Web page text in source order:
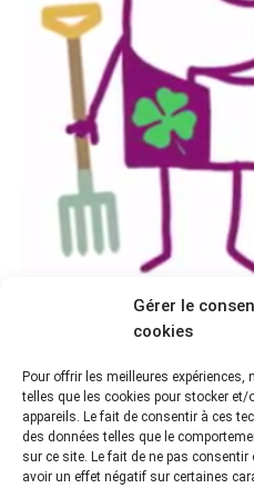
Gérer le
cookies
Pour offrir les meilleures
telles que les cookies pour stocker
appareils. Le fait de consentir à ces
des données telles que le
sur ce site. Le fait de ne pas
avoir un effet négatif sur certaines
SEMAINE 3 DU MOOC
MOOC,MOOC Bien archiver
Voici le programme de la
archiver : la réponse au
3e session, intitulée «